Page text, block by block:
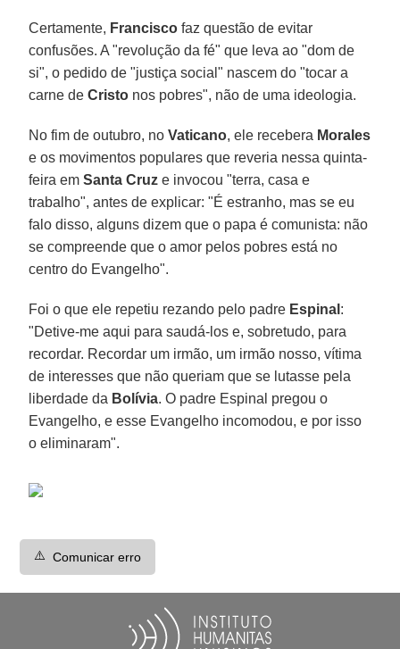
Certamente, Francisco faz questão de evitar
confusões. A "revolução da fé" que leva ao "dom de
si", o pedido de "justiça social" nascem do "tocar a
carne deCristo nos pobres", não de uma ideologia.
No fim de outubro, noVaticano, ele recebera Morales
e os movimentos populares que reveria nessa quinta-
feira emSanta Cruz e invocou "terra, casa e
trabalho", antes de explicar: "É estranho, mas se eu
falo disso, alguns dizem que o papa é comunista: não
se compreende que o amor pelos pobres está no
centro do Evangelho".
Foi o que ele repetiu rezando pelo padre Espinal :
"Detive-me aqui para saudá-los e, sobretudo, para
recordar. Recordar um irmão, um irmão nosso, vítima
de interesses que não queriam que se lutasse pela
liberdade da Bolívia. O padre Espinal pregou o
Evangelho, e esse Evangelho incomodou, e por isso
o eliminaram".
⚠️ Comunicar erro